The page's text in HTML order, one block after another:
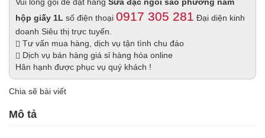
Vui lòng gọi để đặt hàng Sữa đặc ngôi sao phương nam
hộp giấy 1L số điện thoại 0917 305 281 Đại diện kinh
doanh Siêu thị trực tuyến.
Tư vấn mua hàng, dịch vụ tận tình chu đáo
Dịch vụ bán hàng giá sỉ hàng hóa online
Hân hạnh được phục vụ quý khách !
Chia sẽ bài viết
Mô tả